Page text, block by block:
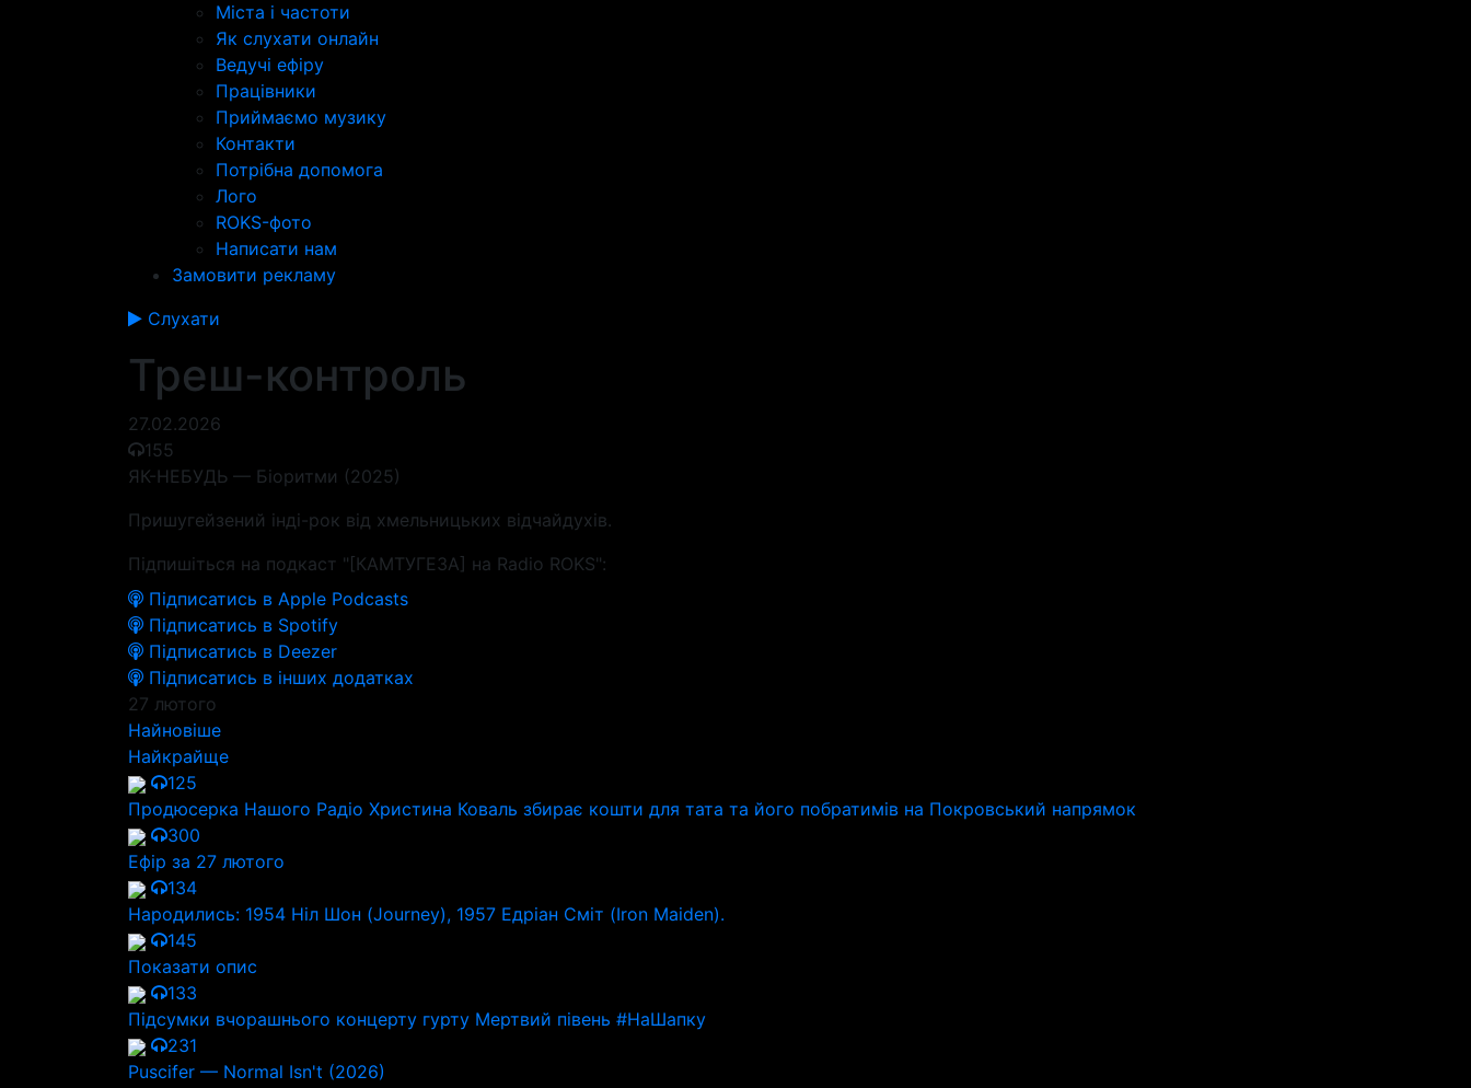
Міста і частоти
Як слухати онлайн
Ведучі ефіру
Працівники
Приймаємо музику
Контакти
Потрібна допомога
Лого
ROKS-фото
Написати нам
Замовити рекламу
Слухати
Треш-контроль
27.02.2026
155
ЯК-НЕБУДЬ — Біоритми (2025)
Пришугейзений інді-рок від хмельницьких відчайдухів.
Підпишіться на подкаст "[КАМТУГЕЗА] на Radio ROKS":
Підписатись в Apple Podcasts
Підписатись в Spotify
Підписатись в Deezer
Підписатись в інших додатках
27 лютого
Найновіше
Найкрайще
125
Продюсерка Нашого Радіо Христина Коваль збирає кошти для тата та його побратимів на Покровський напрямок
300
Ефір за 27 лютого
134
Народились: 1954 Ніл Шон (Journey), 1957 Едріан Сміт (Iron Maiden).
145
Показати опис
133
Підсумки вчорашнього концерту гурту Мертвий півень #НаШапку
231
Puscifer — Normal Isn't (2026)